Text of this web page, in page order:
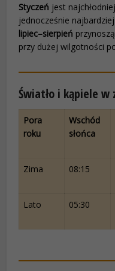
Styczeń jest
jednocześnie
lipiec–sierpień
przy dużej wilgotności
Światło i kąpiele w
Pora
roku
Wschód
słońca
Zima
08:15
Lato
05:30